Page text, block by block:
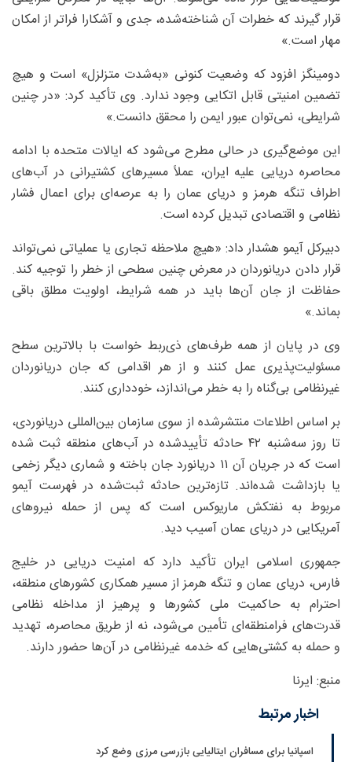
قرار گیرند که خطرات آن شناخته‌شده، جدی و آشکارا فراتر از امکان
مهار است.»
دومینگز افزود که وضعیت کنونی «به‌شدت متزلزل» است و هیچ
تضمین امنیتی قابل اتکایی وجود ندارد. وی تأکید کرد: «در چنین
شرایطی، نمی‌توان عبور ایمن را محقق دانست.»
این موضع‌گیری در حالی مطرح می‌شود که ایالات متحده با ادامه
محاصره دریایی علیه ایران، عملاً مسیرهای کشتیرانی در آب‌های
اطراف تنگه هرمز و دریای عمان را به عرصه‌ای برای اعمال فشار
نظامی و اقتصادی تبدیل کرده است.
دبیرکل آیمو هشدار داد: «هیچ ملاحظه تجاری یا عملیاتی نمی‌تواند
قرار دادن دریانوردان در معرض چنین سطحی از خطر را توجیه کند.
حفاظت از جان آن‌ها باید در همه شرایط، اولویت مطلق باقی
بماند.»
وی در پایان از همه طرف‌های ذی‌ربط خواست با بالاترین سطح
مسئولیت‌پذیری عمل کنند و از هر اقدامی که جان دریانوردان
غیرنظامی بی‌گناه را به خطر می‌اندازد، خودداری کنند.
بر اساس اطلاعات منتشرشده از سوی سازمان بین‌المللی دریانوردی،
تا روز سه‌شنبه ۴۲ حادثه تأییدشده در آب‌های منطقه ثبت شده
است که در جریان آن ۱۱ دریانورد جان باخته و شماری دیگر زخمی
یا بازداشت شده‌اند. تازه‌ترین حادثه ثبت‌شده در فهرست آیمو
مربوط به نفتکش ماریوکس است که پس از حمله نیروهای
آمریکایی در دریای عمان آسیب دید.
جمهوری اسلامی ایران تأکید دارد که امنیت دریایی در خلیج
فارس، دریای عمان و تنگه هرمز از مسیر همکاری کشورهای منطقه،
احترام به حاکمیت ملی کشورها و پرهیز از مداخله نظامی
قدرت‌های فرامنطقه‌ای تأمین می‌شود، نه از طریق محاصره، تهدید
و حمله به کشتی‌هایی که خدمه غیرنظامی در آن‌ها حضور دارند.
منبع: ایرنا
اخبار مرتبط
اسپانیا برای مسافران ایتالیایی بازرسی مرزی وضع کرد